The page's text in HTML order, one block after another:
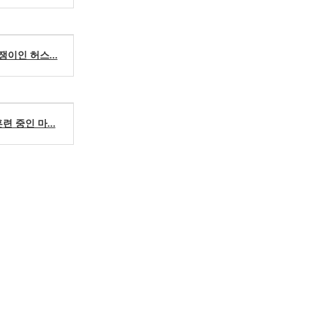
이인 허스...
련 중인 마...